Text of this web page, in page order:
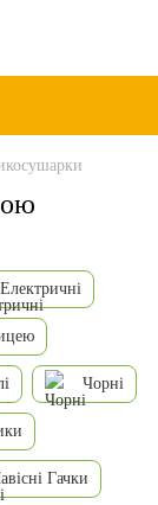
Електричні
Чорні
Гачки